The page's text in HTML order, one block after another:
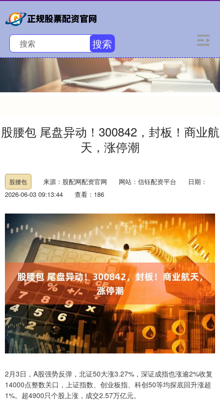
搜索
股腰包 尾盘异动！300842，封板！商业航
天，涨停潮
股腰包 来源：股配网配资官网 网站：信钰配资平台
日期：
2026-06-03 09:13:44
查看：186
2月3日，A股强势反弹，北证50大涨3.27%，深证成指也涨逾2%收复
14000点整数关口，上证指数、创业板指、科创50等均探底回升涨超
1%。超4900只个股上涨，成交2.57万亿元。